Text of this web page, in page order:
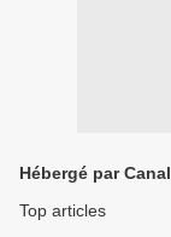
Hébergé par
Top articles